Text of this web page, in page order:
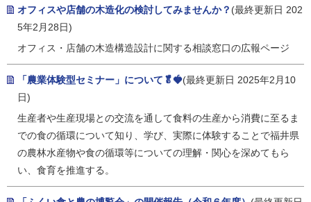
オフィスや店舗の木造化の検討してみませんか？ (最終更新日 202
5年2月28日)
オフィス・店舗の木造構造設計に関する相談窓口の広報ページ
「農業体験型セミナー」について🥬🍓(最終更新日 2025年2月10
日)
生産者や生産現場との交流を通して食料の生産から消費に至るま
での食の循環について知り、学び、実際に体験することで福井県
の農林水産物や食の循環等についての理解・関心を深めてもら
い、食育を推進する。